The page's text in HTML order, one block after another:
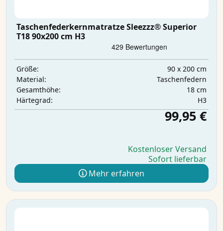
Taschenfederkernmatratze Sleezzz® Superior
T18 90x200 cm H3
Größe:
90 x 200 cm
Material:
Taschenfedern
Gesamthöhe:
18 cm
Härtegrad:
H3
99,95 €
Kostenloser Versand
Sofort lieferbar
Mehr erfahren